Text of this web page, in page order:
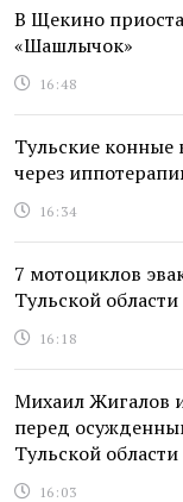
В Щекино
«Шашлычок»
16:48
Тульские конные
через
16:34
7 мотоциклов
Тульской области
16:18
Михаил Жигалов
перед
Тульской области
16:03